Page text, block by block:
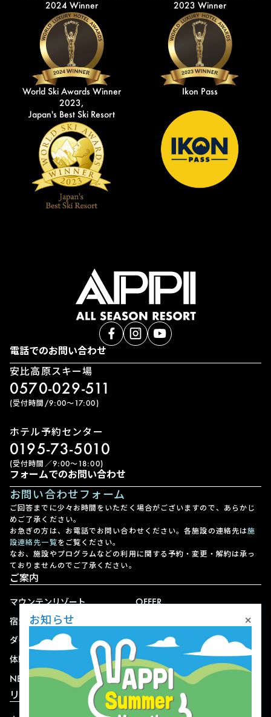
2024 Winner
2023 Winner
World Ski Awards Winner
2023,
Japan's Best Ski Resort
Ikon Pass
電話でのお問い合わせ
安比高原スキー場
0570-029-511
(受付時間/9:00〜17:00)
ホテル予約センター
0195-73-5010
(受付時間／9:00〜18:00)
フォームでのお問い合わせ
お問い合わせフォーム
ご回答までに少々お時間をいただく場合がございますので、あらかじ
めご了承ください。
お急ぎの方は、お電話でお問い合わせください。各施設の連絡先は施
設連絡先一覧をご覧ください。
なお、施設やプログラムなどの利用に関する予約・変更・解約は承っ
ておりませんのでご了承ください。
ご案内
マウンテンリゾート
宿泊
ダイニング
体験
NEWS
OFFER
ショップ
リゾート情報
お知らせ ×